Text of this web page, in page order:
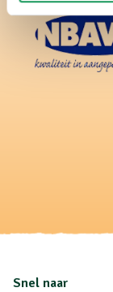
Snel naar